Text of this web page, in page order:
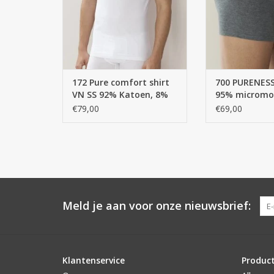
comfort. Delicate katoen met
elastaan ​​ligt zo vleiend dicht op
de huid, dat is onzichtbaar
TOEVOEGEN AAN WINKELWAGEN
172 Pure comfort shirt
VN SS 92% Katoen, 8%
Elasthan, single jersey
€79,00
700
95%
ELASTANE,
€69,00
Meld je aan voor onze nieuwsbrief:
Klantenservice